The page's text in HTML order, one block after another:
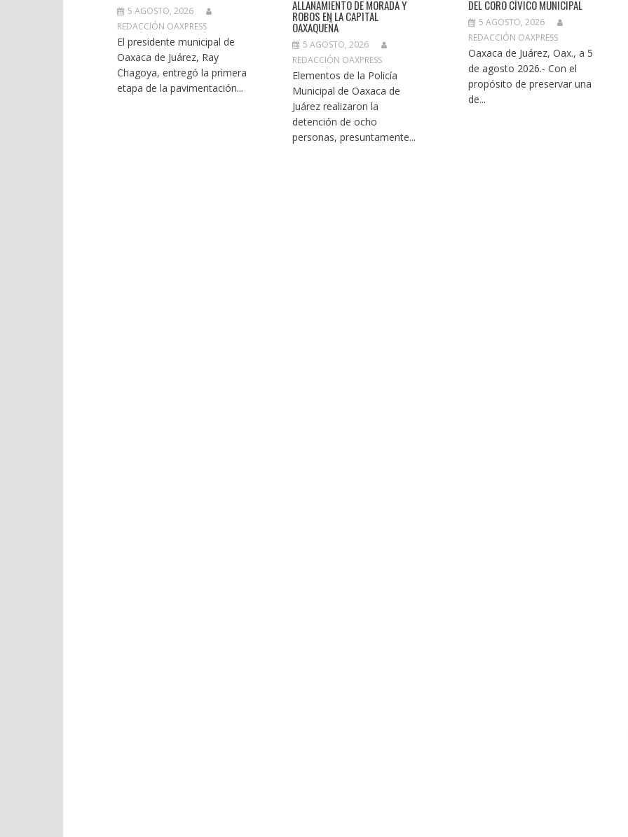
5 AGOSTO, 2026
REDACCIÓN OAXPRESS
El presidente municipal de
Oaxaca de Juárez, Ray
Chagoya, entregó la primera
etapa de la pavimentación...
ALLANAMIENTO DE MORADA Y
ROBOS EN LA CAPITAL
OAXAQUEÑA
5 AGOSTO, 2026
REDACCIÓN OAXPRESS
Elementos de la Policía
Municipal de Oaxaca de
Juárez realizaron la
detención de ocho
personas, presuntamente...
DEL CORO CÍVICO MUNICIPAL
5 AGOSTO, 2026
REDACCIÓN OAXPRESS
Oaxaca de Juárez, Oax., a 5
de agosto 2026.- Con el
propósito de preservar una
de...